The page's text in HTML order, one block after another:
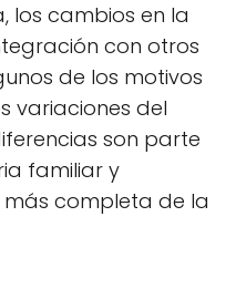
los cambios en la
con otros
de los motivos
variaciones del
son parte
familiar y
completa de la